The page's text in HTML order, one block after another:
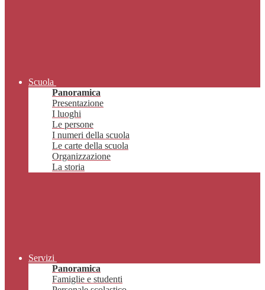
Scuola
Panoramica
Presentazione
I luoghi
Le persone
I numeri della scuola
Le carte della scuola
Organizzazione
La storia
Servizi
Panoramica
Famiglie e studenti